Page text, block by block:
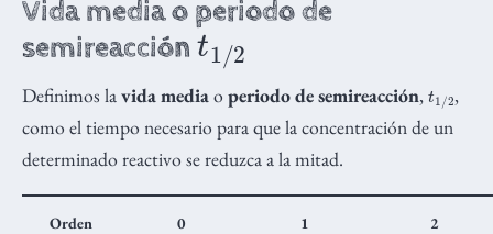
Vida media o periodo de
semireacción
t1/
2
Definimos lavida mediao periodo de semireacción,
,
como el tiempo necesario para que la concentración de un
determinado reactivo se reduzca a la mitad.
Orden 0 1 2